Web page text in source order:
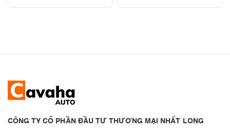
CÔNG TY CỔ PHẦN ĐẦU TƯ THƯƠNG MẠI NHẤT LONG